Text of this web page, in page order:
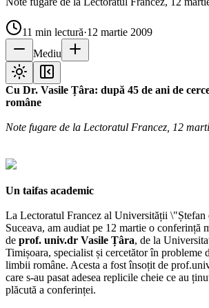
11 min lectură·12 martie 2009
Mediu
Cu Dr. Vasile Țâra: după 45 de ani de
române
Note fugare de la Lectoratul Francez, 12
Un taifas academic
La Lectoratul Francez al Universității
Suceava, am audiat pe 12 martie o conferință
de prof. univ.dr Vasile Țâra, de la
Timișoara, specialist și cercetător în probleme
limbii române. Acesta a fost însoțit de
care s-au pasat adesea replicile cheie ce au
plăcută a conferinței.